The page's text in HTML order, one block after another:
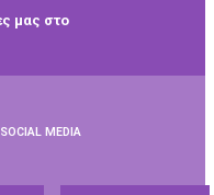
μας στο
MEDIA